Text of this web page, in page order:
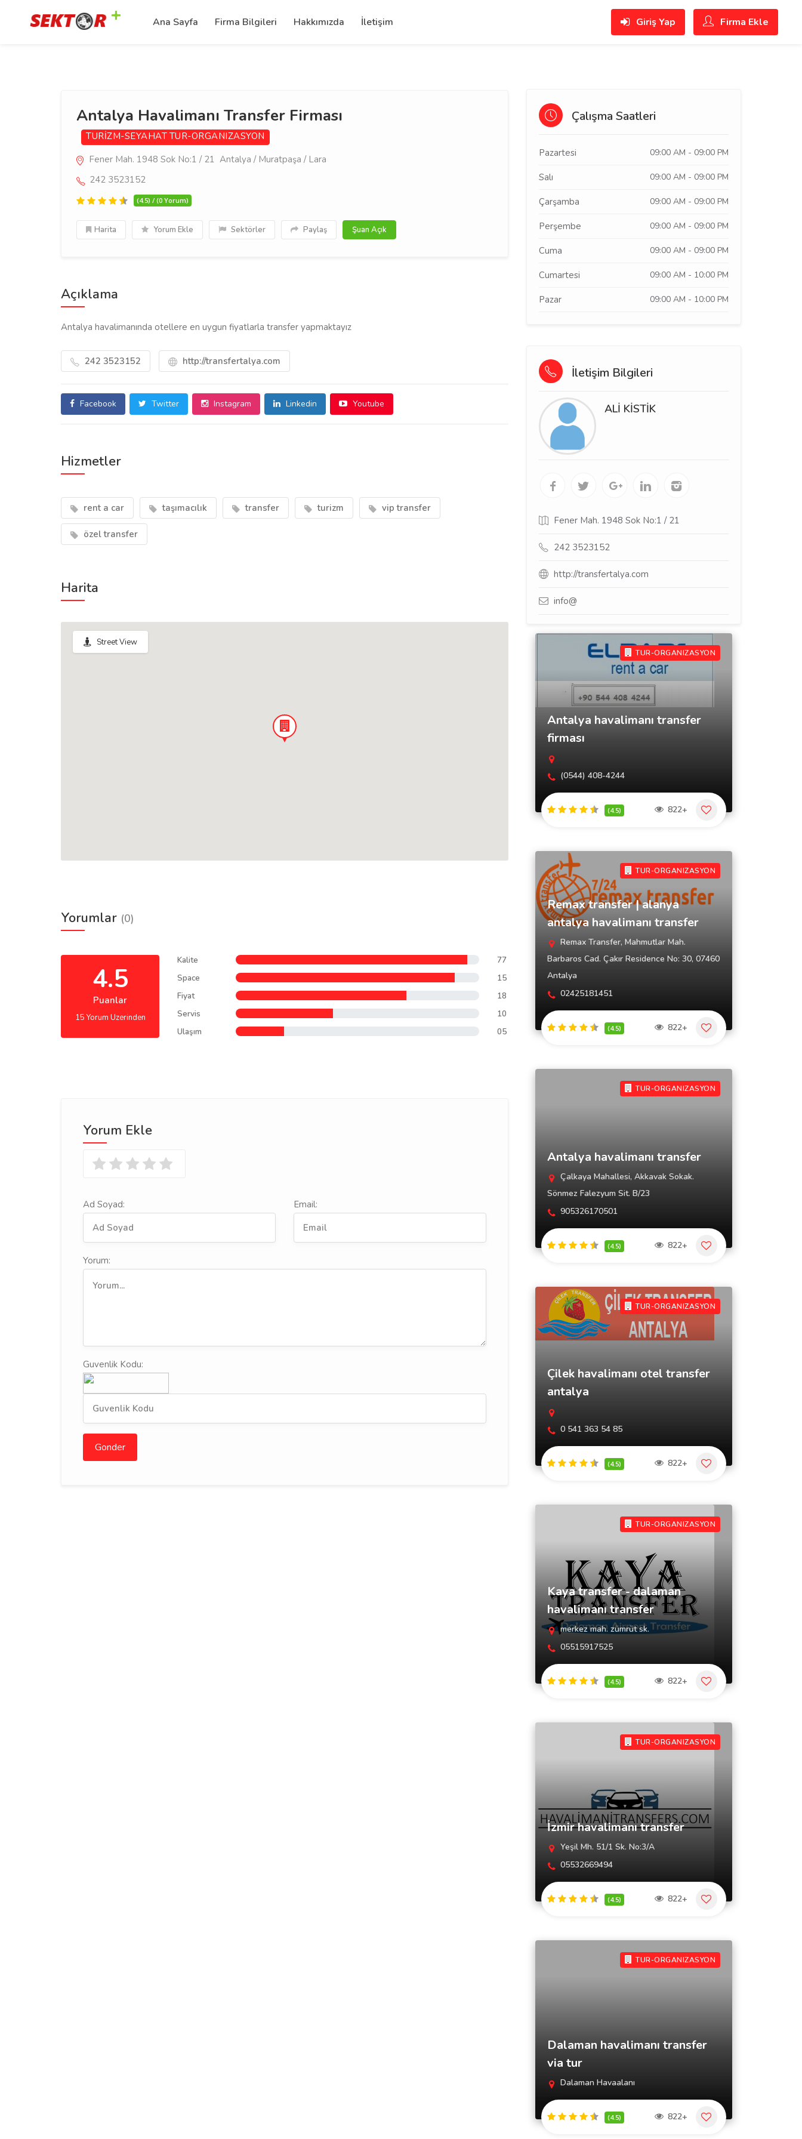
Ana Sayfa Firma Bilgileri Hakkımızda İletişim Giriş Yap Firma Ekle
Antalya Havalimanı Transfer Firması
TURİZM-SEYAHAT TUR-ORGANIZASYON
Fener Mah. 1948 Sok No:1 / 21 Antalya / Muratpaşa / Lara
242 3523152
(4.5) / (0 Yorum)
Harita Yorum Ekle Sektörler Paylaş Şuan Açık
Açıklama
Antalya havalimanında otellere en uygun fiyatlarla transfer yapmaktayız
242 3523152 http://transfertalya.com
Facebook Twitter Instagram Linkedin Youtube
Hizmetler
rent a car taşımacılık transfer turizm vip transfer
özel transfer
Harita
Street View
Yorumlar (0)
4.5
Puanlar
15 Yorum Uzerinden
Kalite
77
Space
15
Fiyat
18
Servis
10
Ulaşım
05
Yorum Ekle
Ad Soyad: Email:
Yorum:
Guvenlik Kodu:
Gonder
Çalışma Saatleri
Pazartesi 09:00 AM - 09:00 PM
Salı 09:00 AM - 09:00 PM
Çarşamba 09:00 AM - 09:00 PM
Perşembe 09:00 AM - 09:00 PM
Cuma 09:00 AM - 09:00 PM
Cumartesi 09:00 AM - 10:00 PM
Pazar 09:00 AM - 10:00 PM
İletişim Bilgileri
ALİ KİSTİK
Fener Mah. 1948 Sok No:1 / 21
242 3523152
http://transfertalya.com
info@
TUR-ORGANIZASYON
Antalya havalimanı transfer
firması
(0544) 408-4244
(4.5) 822+
TUR-ORGANIZASYON
Remax transfer | alanya
antalya havalimanı transfer
Remax Transfer, Mahmutlar Mah.
Barbaros Cad. Çakır Residence No: 30, 07460
Antalya
02425181451
(4.5) 822+
TUR-ORGANIZASYON
Antalya havalimanı transfer
Çalkaya Mahallesi, Akkavak Sokak.
Sönmez Falezyum Sit. B/23
905326170501
(4.5) 822+
TUR-ORGANIZASYON
Çilek havalimanı otel transfer
antalya
0 541 363 54 85
(4.5) 822+
TUR-ORGANIZASYON
Kaya transfer - dalaman
havalimanı transfer
merkez mah. zümrüt sk.
05515917525
(4.5) 822+
TUR-ORGANIZASYON
İzmir havalimanı transfer
Yeşil Mh. 51/1 Sk. No:3/A
05532669494
(4.5) 822+
TUR-ORGANIZASYON
Dalaman havalimanı transfer
via tur
Dalaman Havaalanı
(4.5) 822+